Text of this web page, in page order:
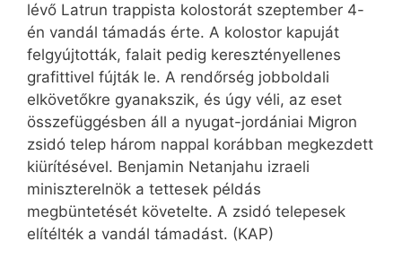
lévő Latrun trappista kolostorát szeptember 4-
én vandál támadás érte. A kolostor kapuját
felgyújtották, falait pedig keresztényellenes
grafittivel fújták le. A rendőrség jobboldali
elkövetőkre gyanakszik, és úgy véli, az eset
összefüggésben áll a nyugat-jordániai Migron
zsidó telep három nappal korábban megkezdett
kiürítésével. Benjamin Netanjahu izraeli
miniszterelnök a tettesek példás
megbüntetését követelte. A zsidó telepesek
elítélték a vandál támadást. (KAP)